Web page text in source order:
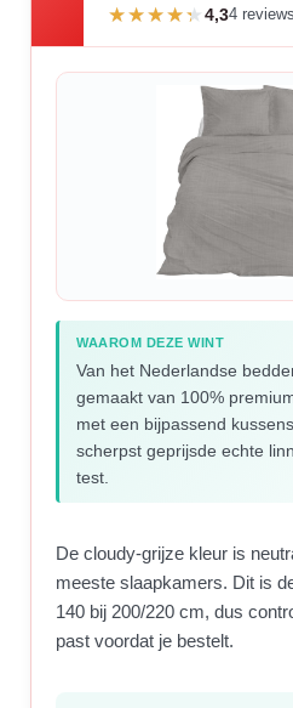
4,34
WAAROM DEZE WINT
Van het Nederlandse
gemaakt van 100%
met een bijpassend
scherpst geprijsde echte
test.
De cloudy-grijze kleur is
meeste slaapkamers. Dit is
140 bij 200/220 cm, dus
past voordat je bestelt.